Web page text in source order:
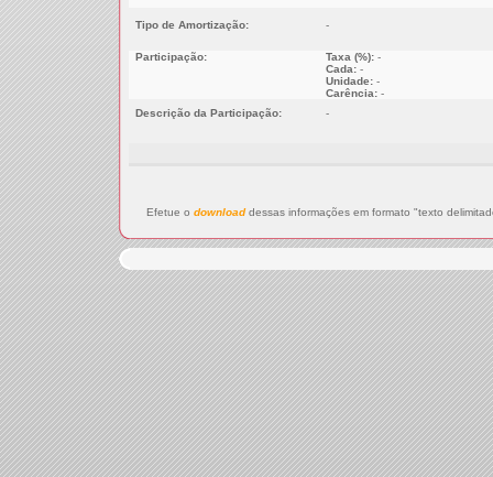
Tipo de Amortização: -
Participação: Taxa (%):-
Cada:-
Unidade:-
Carência:-
Descrição da Participação:
-
Efetue o downloaddessas informações em formato "texto